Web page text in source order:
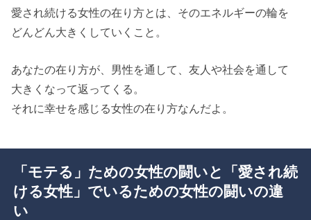
愛され続ける女性の在り方とは、そのエネルギーの輪を
どんどん大きくしていくこと。
あなたの在り方が、男性を通して、友人や社会を通して
大きくなって返ってくる。
それに幸せを感じる女性の在り方なんだよ。
「モテる」ための女性の闘いと「愛され続
ける女性」でいるための女性の闘いの違
い